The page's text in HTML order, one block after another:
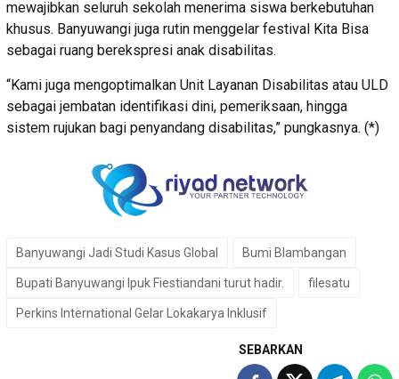
mewajibkan seluruh sekolah menerima siswa berkebutuhan
khusus. Banyuwangi juga rutin menggelar festival Kita Bisa
sebagai ruang berekspresi anak disabilitas.
“Kami juga mengoptimalkan Unit Layanan Disabilitas atau ULD
sebagai jembatan identifikasi dini, pemeriksaan, hingga
sistem rujukan bagi penyandang disabilitas,” pungkasnya. (*)
Banyuwangi Jadi Studi Kasus Global Bumi Blambangan
Bupati Banyuwangi Ipuk Fiestiandani turut hadir. filesatu
Perkins International Gelar Lokakarya Inklusif
SEBARKAN